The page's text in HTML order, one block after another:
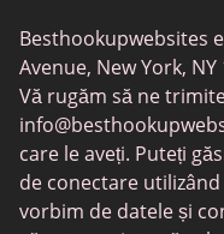
Together2Night
MyLOL
Swingtowns
Instabang
Besthookupwebsites
Avenue, New York, NY
Vă rugăm să ne
care le aveți. Puteți
de conectare
vorbim de datele și